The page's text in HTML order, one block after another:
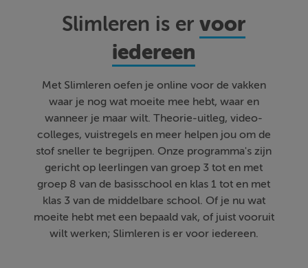
Slimleren is ervoor
iedereen
Met Slimleren oefen je online voor de vakken
waar je nog wat moeite mee hebt, waar en
wanneer je maar wilt. Theorie-uitleg, video-
colleges, vuistregels en meer helpen jou om de
stof sneller te begrijpen. Onze programma's zijn
gericht op leerlingen van groep 3 tot en met
groep 8 van de basisschool en klas 1 tot en met
klas 3 van de middelbare school. Of je nu wat
moeite hebt met een bepaald vak, of juist vooruit
wilt werken; Slimleren is er voor iedereen.